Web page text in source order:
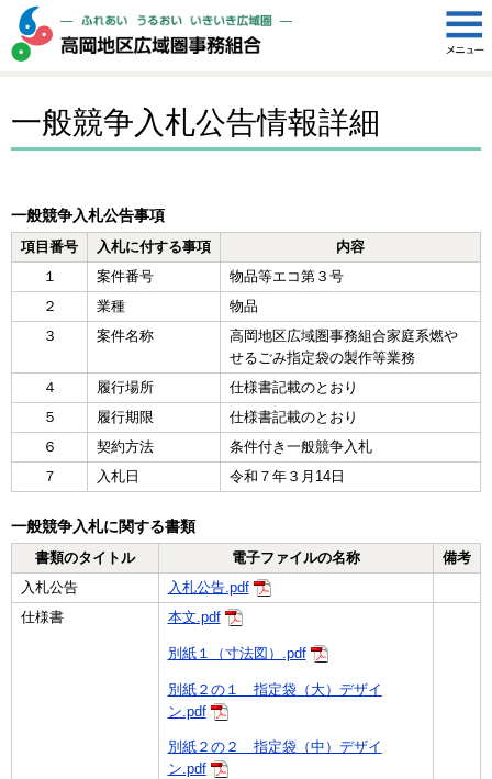
一般競争入札公告情報詳細
一般競争入札公告事項
項目番号 入札に付する事項
内容
１
案件番号
物品等エコ第３号
２
業種
物品
３
案件名称
高岡地区広域圏事務組合家庭系燃や
せるごみ指定袋の製作等業務
４
履行場所
仕様書記載のとおり
５
履行期限
仕様書記載のとおり
６
契約方法
条件付き一般競争入札
７
入札日 令和７年３月14日
一般競争入札に関する書類
書類のタイトル 電子ファイルの名称
備考
入札公告
入札公告.pdf
仕様書
本文.pdf
別紙１（寸法図）.pdf
別紙２の１ 指定袋（大）デザイ
ン.pdf
別紙２の２ 指定袋（中）デザイ
ン.pdf